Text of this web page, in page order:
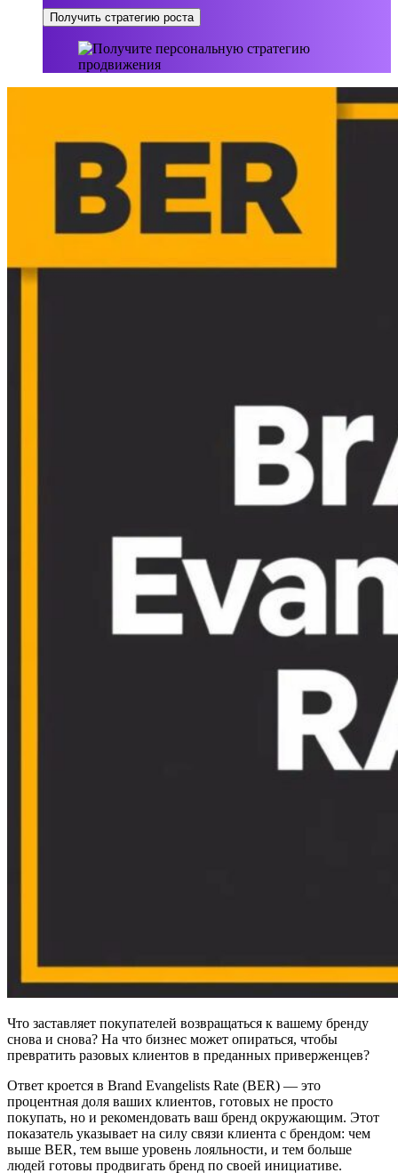
Получить стратегию роста
Что заставляет покупателей возвращаться к вашему бренду
снова и снова? На что бизнес может опираться, чтобы
превратить разовых клиентов в преданных приверженцев?
Ответ кроется в Brand Evangelists Rate (BER) — это
процентная доля ваших клиентов, готовых не просто
покупать, но и рекомендовать ваш бренд окружающим. Этот
показатель указывает на силу связи клиента с брендом: чем
выше BER, тем выше уровень лояльности, и тем больше
людей готовы продвигать бренд по своей инициативе.